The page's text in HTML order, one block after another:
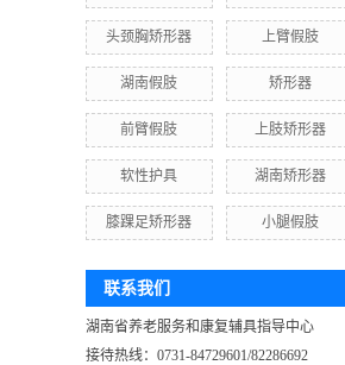
头颈胸矫形器 上臂假肢
湖南假肢 矫形器
前臂假肢 上肢矫形器
软性护具 湖南矫形器
膝踝足矫形器 小腿假肢
联系我们
湖南省养老服务和康复辅具指导中心
接待热线：0731-84729601/82286692